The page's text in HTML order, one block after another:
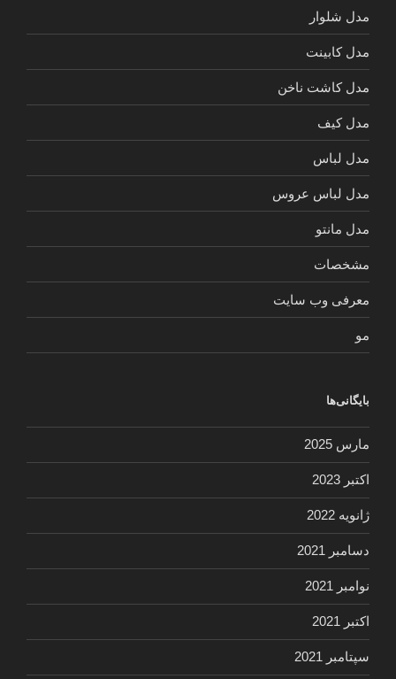
مدل شلوار
مدل کابینت
مدل کاشت ناخن
مدل کیف
مدل لباس
مدل لباس عروس
مدل مانتو
مشخصات
معرفی وب سایت
مو
بایگانی‌ها
مارس 2025
اکتبر 2023
ژانویه 2022
دسامبر 2021
نوامبر 2021
اکتبر 2021
سپتامبر 2021